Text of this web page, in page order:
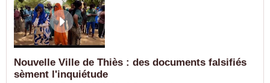
Nouvelle Ville de Thiès : des documents falsifiés
sèment l'inquiétude